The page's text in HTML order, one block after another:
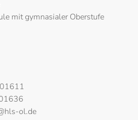
mit gymnasialer Oberstufe
ol.de